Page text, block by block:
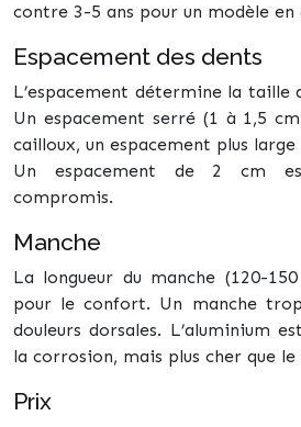
contre 3-5 ans pour un modèle en
Espacement des dents
L’espacement détermine la taille
Un espacement serré (1 à 1,5
cailloux, un espacement plus
Un espacement de 2 cm
compromis.
Manche
La longueur du manche (120-
pour le confort. Un manche
douleurs dorsales. L’aluminium
la corrosion, mais plus cher que le
Prix